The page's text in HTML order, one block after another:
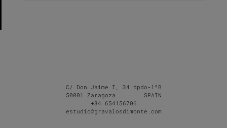
C/ Don Jaime I, 34 dpdo-1ºB
50001 Zaragoza SPAIN
+34 654156706
estudio@gravalosdimonte.com